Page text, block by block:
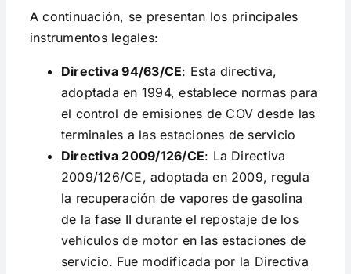
A continuación, se presentan los principales
instrumentos legales:
Directiva 94/63/CE: Esta directiva,
adoptada en 1994, establece normas para
el control de emisiones de COV desde las
terminales a las estaciones de servicio
Directiva 2009/126/CE: La Directiva
2009/126/CE, adoptada en 2009, regula
la recuperación de vapores de gasolina
de la fase II durante el repostaje de los
vehículos de motor en las estaciones de
servicio. Fue modificada por la Directiva